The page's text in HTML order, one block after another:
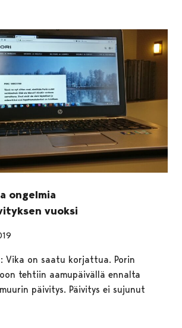
ongelmia
vuoksi
Vika on saatu korjattua. Porin
tehtiin aamupäivällä ennalta
päivitys. Päivitys ei sujunut